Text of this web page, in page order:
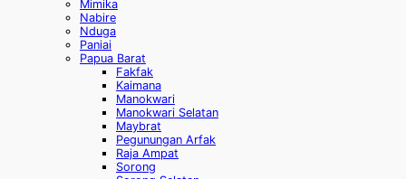
Mimika
Nabire
Nduga
Paniai
Papua Barat
Fakfak
Kaimana
Manokwari
Manokwari Selatan
Maybrat
Pegunungan Arfak
Raja Ampat
Sorong